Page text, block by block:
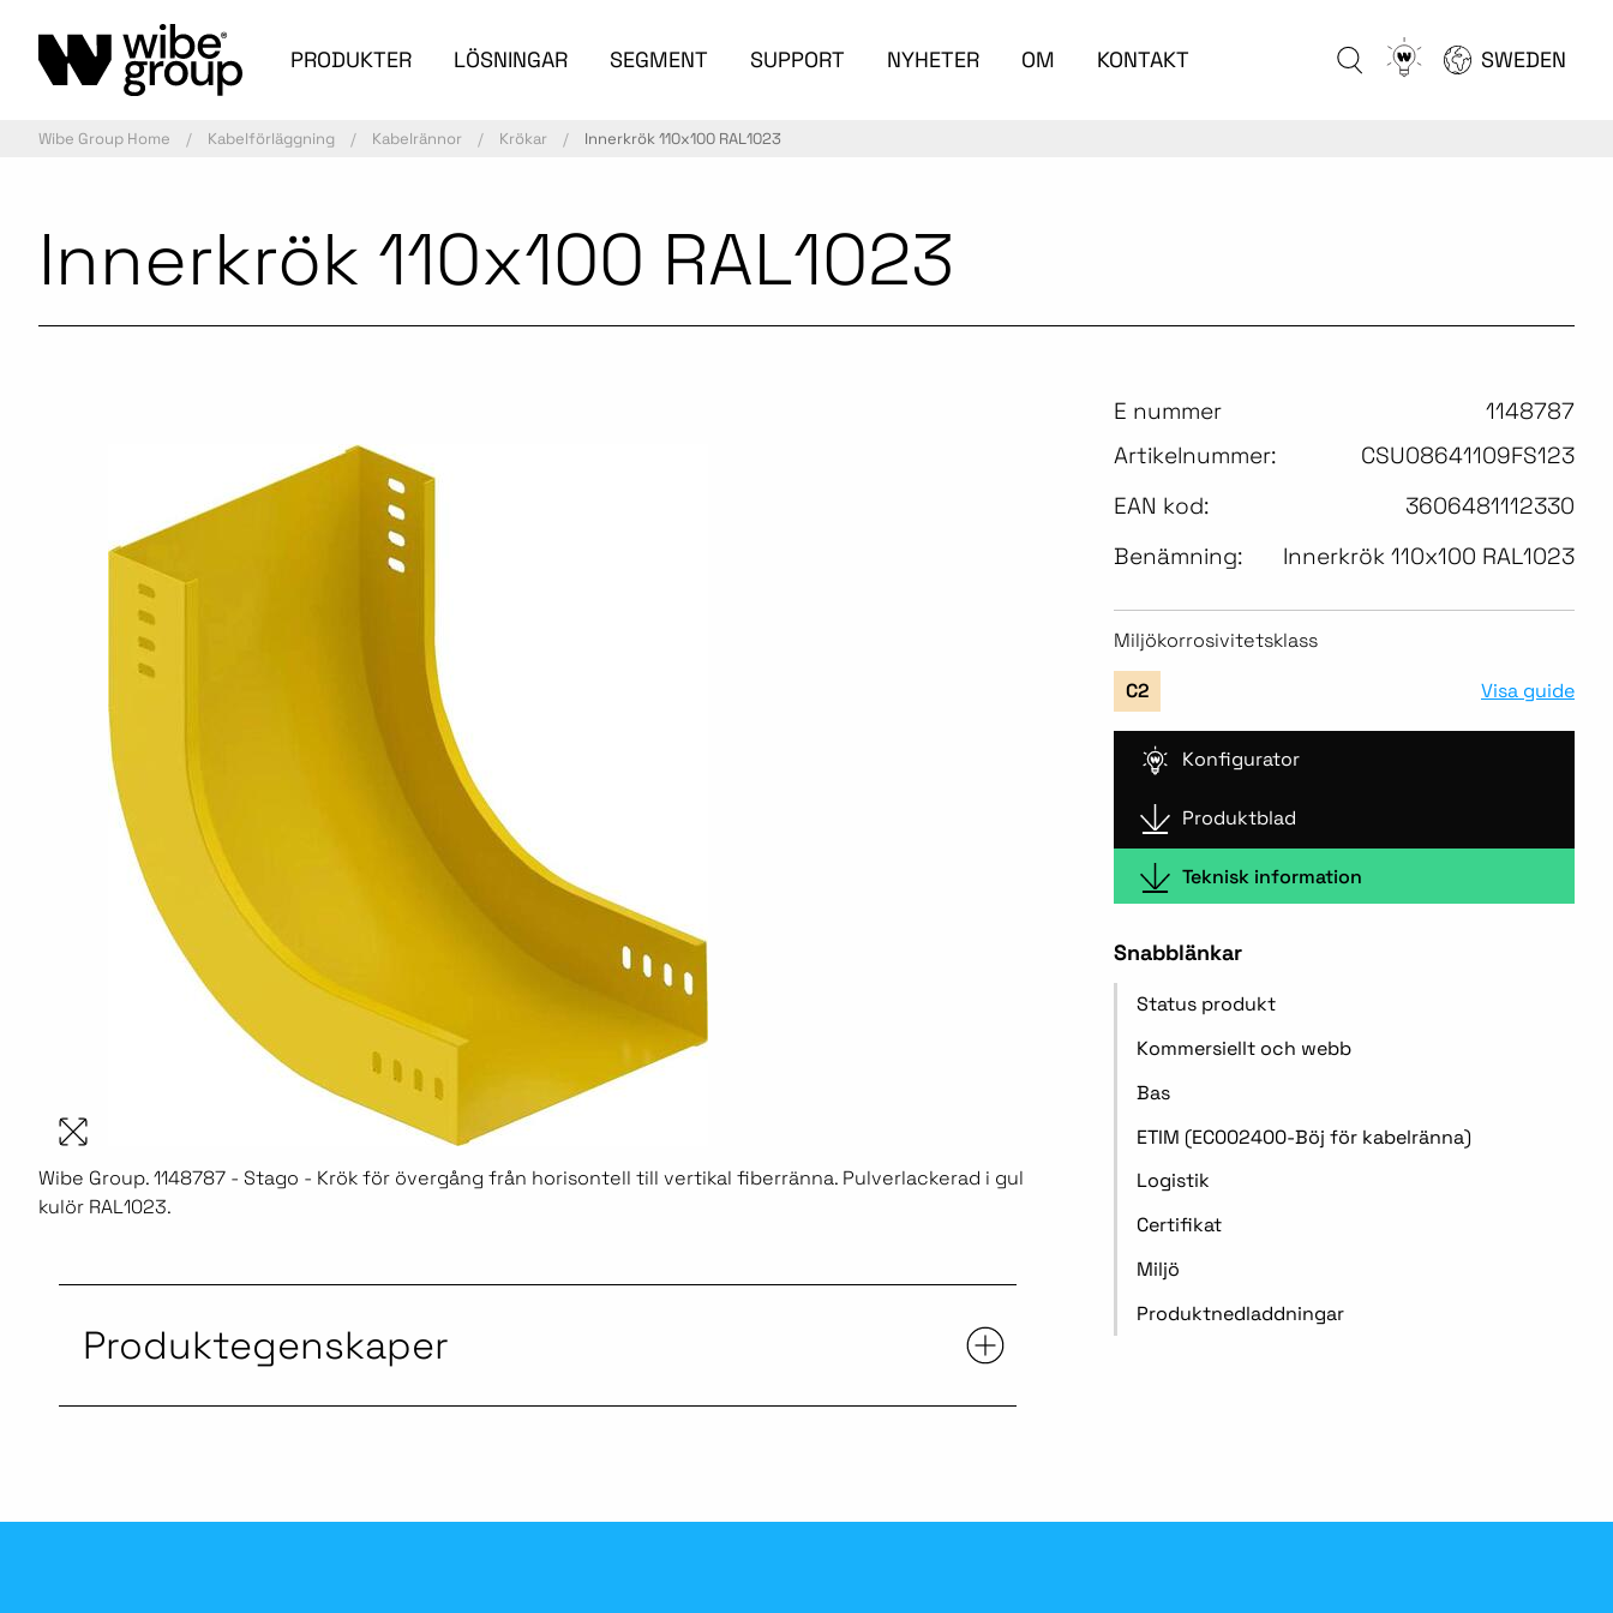
PRODUKTER LÖSNINGAR SEGMENT SUPPORT NYHETER OM KONTAKT
Go
to
SWEDEN
Wibe Group Home Kabelförläggning Kabelrännor Krökar Innerkrök 110x100 RAL1023
Innerkrök 110x100 RAL1023
Wibe Group. 1148787 - Stago - Krök för övergång från horisontell till vertikal fiberränna. Pulverlackerad i gul
kulör RAL1023.
Produktegenskaper
E nummer
1148787
Artikelnummer:
CSU08641109FS123
EAN kod:
3606481112330
Benämning:
Innerkrök 110x100 RAL1023
Miljökorrosivitetsklass
C2 Visa guide
Konfigurator
Produktblad
Teknisk information
Snabblänkar
Status produkt
Kommersiellt och webb
Bas
ETIM (EC002400-Böj för kabelränna)
Logistik
Certifikat
Miljö
Produktnedladdningar